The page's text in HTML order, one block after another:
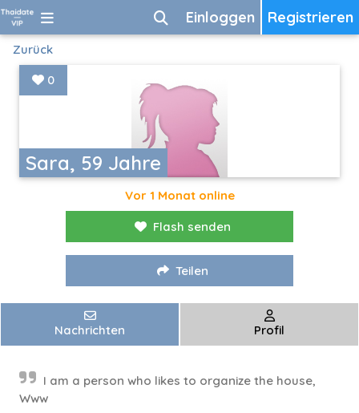
Registrieren
Einloggen
Zurück
Sara, 59 Jahre
0
Vor 1 Monat online
Flash senden
Teilen
Nachrichten Profil
I am a person who likes to organize the house,
Www